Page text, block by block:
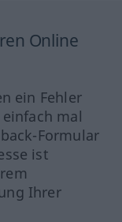
Online
ein Fehler
mal
Formular
ist
Ihrer